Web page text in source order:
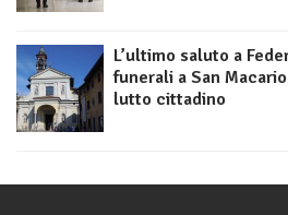
L’ultimo saluto a
funerali a San
lutto cittadino